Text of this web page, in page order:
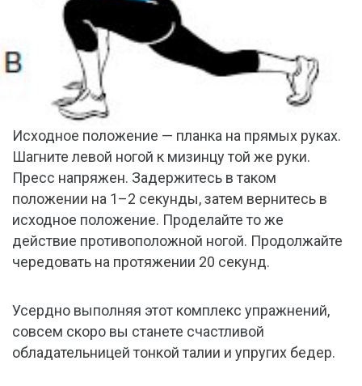
Исходное положение — планка на прямых руках.
Шагните левой ногой к мизинцу той же руки.
Пресс напряжен. Задержитесь в таком
положении на 1–2 секунды, затем вернитесь в
исходное положение. Проделайте то же
действие противоположной ногой. Продолжайте
чередовать на протяжении 20 секунд.
Усердно выполняя этот комплекс упражнений,
совсем скоро вы станете счастливой
обладательницей тонкой талии и упругих бедер.